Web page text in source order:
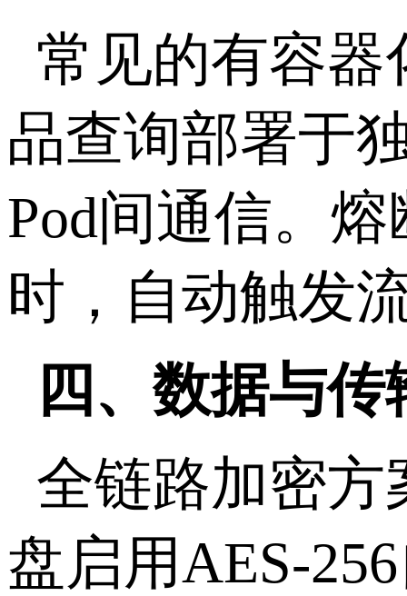
常见的有容
品查询部署于
Pod间通信。
时，自动触发
四、数据与
全链路加密方
盘启用AES-256